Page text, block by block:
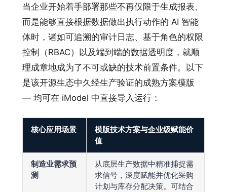
当企业开始着手部署那些不再仅限于生成报表、
而是能够直接根据数据做出执行动作的 AI 智能
体时，诸如可追溯的审计日志、基于角色的权限
控制（RBAC）以及端到端的数据透明度，就顺
理成章地成为了不可或缺的技术前置条件。以下
是该开源生态中久经生产验证的成熟方案模版
— 均可在 iModel 中直接导入运行：
核心应用场景
模版技术方案与企业级赋能价
值
制造业需求预
测
从底层生产数据中精准捕捉需
求信号，深度赋能并优化采购
计划与库存分配决策。可结合